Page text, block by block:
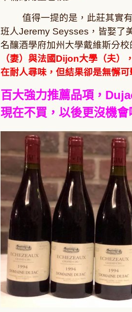
值得一提的是，此莊其實有
班人Jeremy Seysses，皆娶了
名釀酒學府加州大學戴維斯分校
（妻）與法國Dijon大學（夫
在耐人尋味，但結果卻是無懈可
百大強力推薦品項，
現在不買，以後更沒機